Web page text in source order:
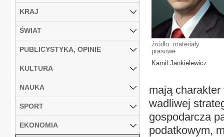
źródło: materiały
prasowe
Kamil Jankielewicz
mają
wadliwej
gospodarcza
podatkowym,
KRAJ
ŚWIAT
PUBLICYSTYKA, OPINIE
KULTURA
NAUKA
SPORT
EKONOMIA